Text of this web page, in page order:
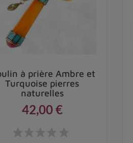
à prière Ambre et
Turquoise pierres
naturelles
42,00 €